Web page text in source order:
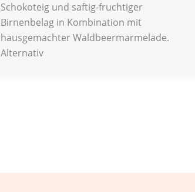
Schokoteig und saftig-fruchtiger
Birnenbelag in Kombination mit
hausgemachter Waldbeermarmelade.
Alternativ